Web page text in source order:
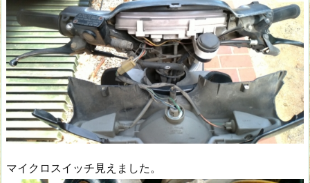
マイクロスイッチ見えました。